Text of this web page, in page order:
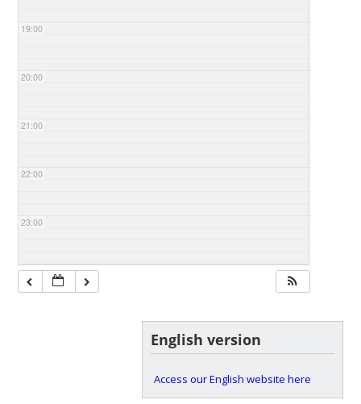
19:00
20:00
21:00
22:00
23:00
English version
Access our English website here